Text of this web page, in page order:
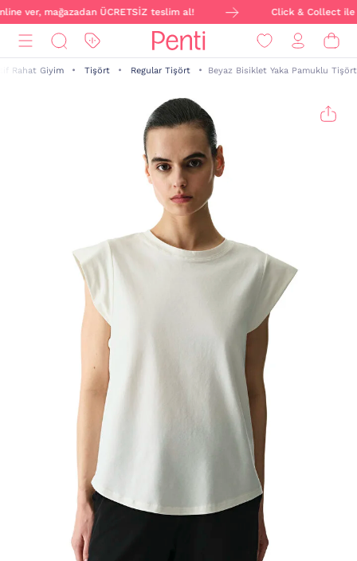
ver, mağazadan ÜCRETSİZ teslim al! Click & Collect ile
Rahat Giyim Tişört Regular Tişört Beyaz Bisiklet Yaka Pamuklu Tişört